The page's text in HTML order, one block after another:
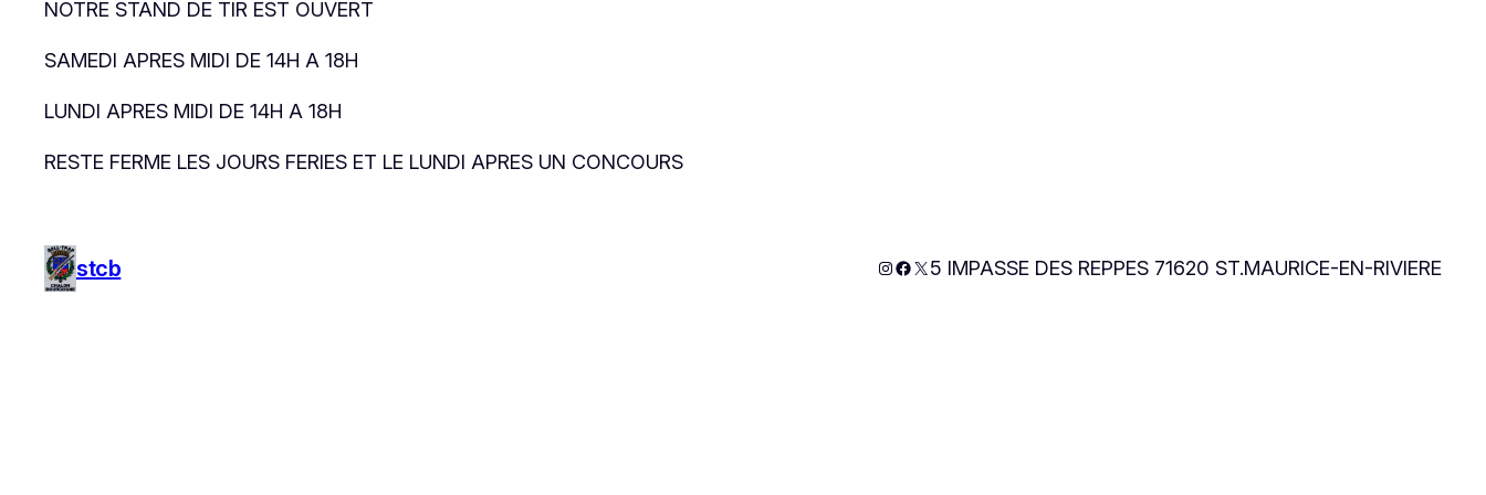
NOTRE STAND DE TIR EST OUVERT
SAMEDI APRES MIDI DE 14H A 18H
LUNDI APRES MIDI DE 14H A 18H
RESTE FERME LES JOURS FERIES ET LE LUNDI APRES UN CONCOURS
stcb Instagram
Facebook
X 5 IMPASSE DES REPPES 71620 ST.MAURICE-EN-RIVIERE